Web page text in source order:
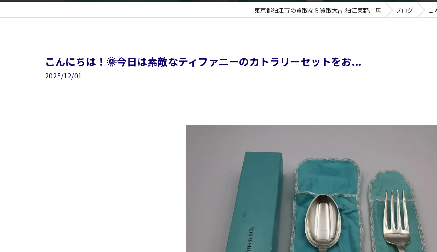
東京都狛江市の買取なら買取大吉 狛江東野川店 ブログ こ
こんにちは！🌞今日は素敵なティファニーのカトラリーセットをお...
2025/12/01